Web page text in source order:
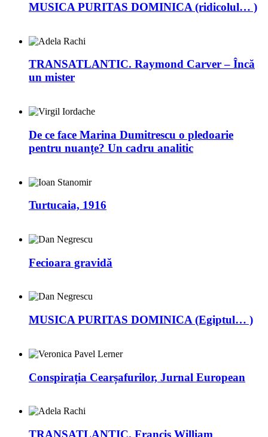
MUSICA PURITAS DOMINICA (ridicolul… )
TRANSATLANTIC. Raymond Carver – Încă
un mister
De ce face Marina Dumitrescu o pledoarie
pentru nuanțe? Un cadru analitic
Turtucaia, 1916
Fecioara gravidă
MUSICA PURITAS DOMINICA (Egiptul… )
Conspirația Cearșafurilor, Jurnal European
TRANSATLANTIC. Francis William